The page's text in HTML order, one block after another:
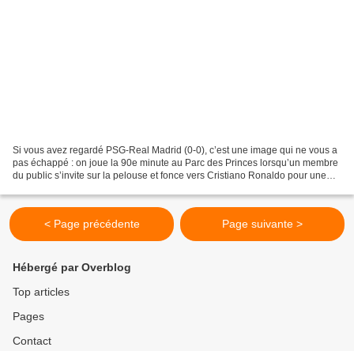
Si vous avez regardé PSG-Real Madrid (0-0), c’est une image qui ne vous a
pas échappé : on joue la 90e minute au Parc des Princes lorsqu’un membre
du public s’invite sur la pelouse et fonce vers Cristiano Ronaldo pour une
< Page précédente Page suivante >
Hébergé par Overblog
Top articles
Pages
Contact